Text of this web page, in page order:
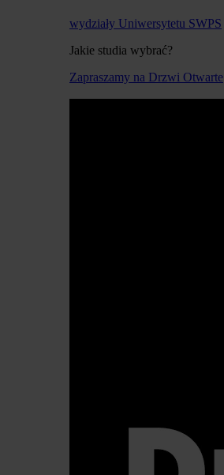
wydziały Uniwersytetu SWPS
Jakie studia wybrać?
Zapraszamy na Drzwi Otwarte